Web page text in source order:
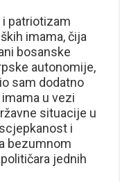
patriotizam
imama, čija
bosanske
autonomije,
sam dodatno
u vezi
situacije u
i
bezumnom
jednih